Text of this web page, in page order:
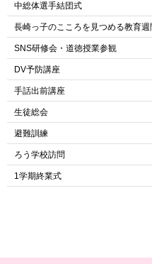
中総体選手結団式
長崎っ子のこころを見つめる教育週
SNS研修会・道徳授業参観
DV予防講座
手話出前講座
生徒総会
避難訓練
ろう学校訪問
1学期終業式